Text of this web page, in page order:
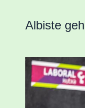
Albiste